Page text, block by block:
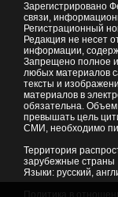
Зарегистрировано
связи,
Регистрационный
Редакция не несет
информации,
Запрещено полное
любых материалов
тексты и
материалов в
обязательна.
превышать цель
СМИ, необходимо
Территория
зарубежные страны
Языки: русский,